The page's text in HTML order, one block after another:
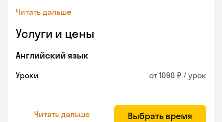
Читать дальше
Услуги и цены
Английский язык
Уроки от 1090 ₽ / урок
Читать дальше Выбрать время